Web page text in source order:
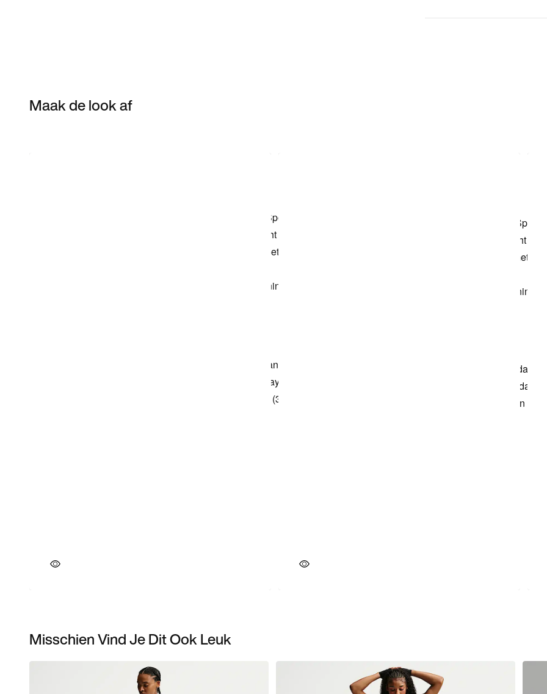
Maak de look af
Misschien Vind Je Dit Ook Leuk